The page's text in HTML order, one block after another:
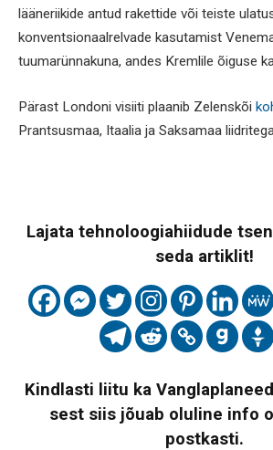
lääneriikide antud rakettide või teiste
konventsionaalrelvade kasutamist
tuumarünnakuna, andes Kremlile õiguse
Pärast Londoni visiiti plaanib Zelenskõi
Prantsusmaa, Itaalia ja Saksamaa
Lajata tehnoloogiahiidude
seda artiklit!
Kindlasti liitu ka
sest siis jõuab oluline info
postkasti.